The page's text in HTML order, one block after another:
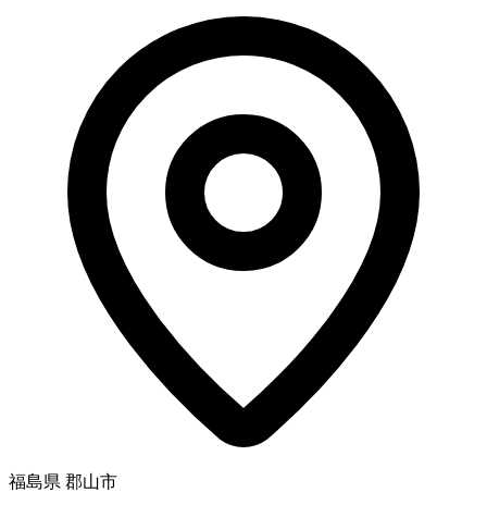
福島県 郡山市